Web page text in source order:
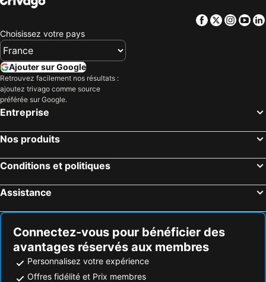
Ako, Kinki Hôtels
Hiroshima, Chugoku Hôtels
Okayama, Chugoku Hôtels
Izumo, Chugoku Hôtels
Kurashiki, Chugoku Hôtels
Fukuyama, Chugoku Hôtels
Osaka, Kinki Hôtels
Sapporo, Hokkaido Hôtels
Fukuoka, Île de Kyushu Hôtels
Naha, Archipel d'Okinawa Hôtels
Facebook
Twitter
Choisissez votre pays
Ajouter sur Google
Retrouvez facilement nos résultats :
ajoutez trivago comme source
préférée sur Google.
Entreprise
Nos produits
Conditions et politiques
Assistance
Connectez-vous pour bénéficier des
avantages réservés aux membres
Personnalisez votre expérience
Offres fidélité et Prix membres